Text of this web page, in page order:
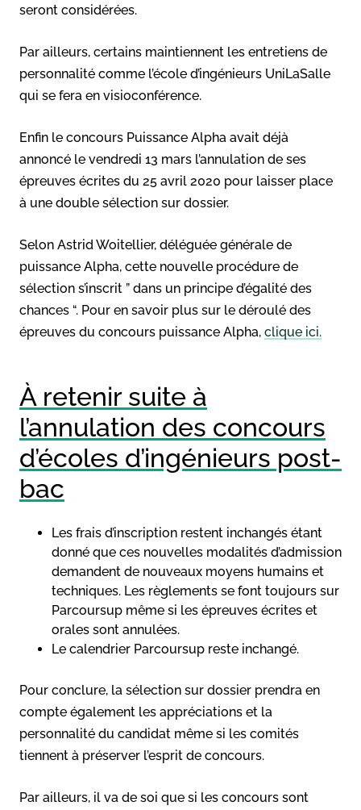
seront considérées.
Par ailleurs, certains maintiennent les entretiens de
personnalité comme l’école d’ingénieurs UniLaSalle
qui se fera en visioconférence.
Enfin le concours Puissance Alpha avait déjà
annoncé le vendredi 13 mars l’annulation de ses
épreuves écrites du 25 avril 2020 pour laisser place
à une double sélection sur dossier.
Selon Astrid Woitellier, déléguée générale de
puissance Alpha, cette nouvelle procédure de
sélection s’inscrit ” dans un principe d’égalité des
chances “. Pour en savoir plus sur le déroulé des
épreuves du concours puissance Alpha, clique ici.
À retenir suite à
l’annulation des concours
d’écoles d’ingénieurs post-
bac
Les frais d’inscription restent inchangés étant
donné que ces nouvelles modalités d’admission
demandent de nouveaux moyens humains et
techniques. Les règlements se font toujours sur
Parcoursup même si les épreuves écrites et
orales sont annulées.
Le calendrier Parcoursup reste inchangé.
Pour conclure, la sélection sur dossier prendra en
compte également les appréciations et la
personnalité du candidat même si les comités
tiennent à préserver l’esprit de concours.
Par ailleurs, il va de soi que si les concours sont